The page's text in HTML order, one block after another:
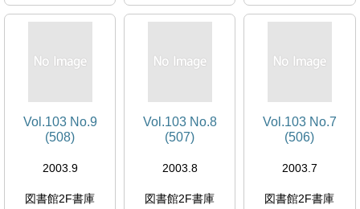
Vol.103 No.9
(508)
2003.9
図書館2F書庫
Vol.103 No.8
(507)
2003.8
図書館2F書庫
Vol.103 No.7
(506)
2003.7
図書館2F書庫